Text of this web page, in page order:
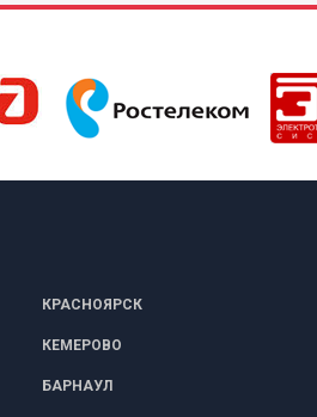
КРАСНОЯРСК
КЕМЕРОВО
БАРНАУЛ